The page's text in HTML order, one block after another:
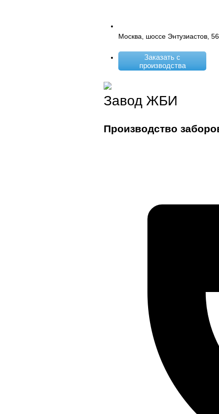
Москва, шоссе Энтузиастов,
Заказать с
производства
Завод ЖБИ
Производство